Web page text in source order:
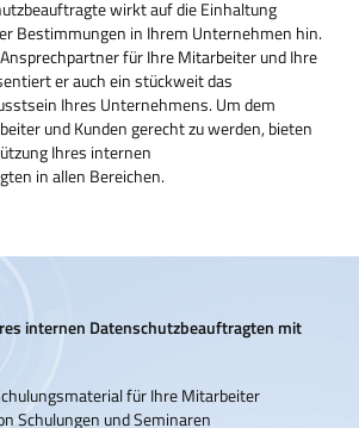
wirkt auf die Einhaltung
Bestimmungen in Ihrem Unternehmen hin.
für Ihre Mitarbeiter und Ihre
er auch ein stückweit das
Ihres Unternehmens. Um dem
und Kunden gerecht zu werden, bieten
Ihres internen
in allen Bereichen.
internen Datenschutzbeauftragten mit
für Ihre Mitarbeiter
Schulungen und Seminaren